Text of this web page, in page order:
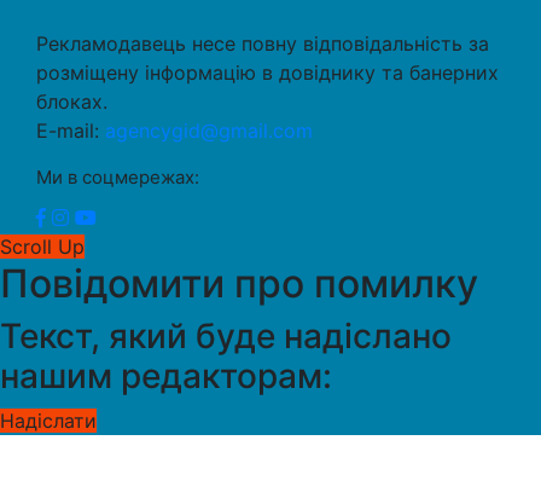
Рекламодавець несе повну відповідальність за
розміщену інформацію в довіднику та банерних
блоках.
E-mail: agencygid@gmail.com
Ми в соцмережах:
Scroll Up
Повідомити про помилку
Текст, який буде надіслано
нашим редакторам:
Надіслати